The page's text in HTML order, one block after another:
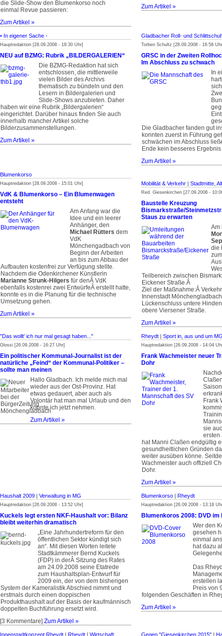
die Slide-Show den Blumenkorso noch
einmal Revue passieren:
Zum Artikel »
Zum Artikel »
• In eigener Sache -
Hauptredaktion [28.09.2008 - 18:30 Uhr]
NEU auf BZMG: Rubrik „BILDERGALERIEN“
Die BZMG-Redaktion hat sich
entschlossen, die mittlerweile
vielen Bilder des Archivs
thematisch zu bündeln und den
Lesern in Bildergalerien und
Slide-Shows anzubieten. Daher
haben wir eine Rubrik „Bildergalerien“
eingerichtet. Darüber hinaus finden Sie auch
innerhalb mancher Artikel solche
Bilderzusammenstellungen.
Zum Artikel »
Gladbacher Roll- und
Torben Schultz [28.09.2008 - 16:58
GRSC in der Zweiten
Im Abschluss zu schwach
In
Die Gladbacher fanden gut
konnten zuerst in Führung
schwächen im Abschluss
Ende kein besseres Ergebnis
Zum Artikel »
Blumenkorso
Hauptredaktion [28.09.2008 - 15:01 Uhr]
VdK & Blumenkorso – Ein Blumenwagen
entsteht
Am Anfang war die
Idee und ein leerer
Anhänger, den
Michael Rütters dem
VdK
Mönchengadbach von
Beginn der Arbeiten
an bis zum Abbau der
Aufbauten kostenfrei zur Verfügung stellte.
Nachdem die Odenkirchener Künstlerin
Marianne Strunk-Hilgers für denÂ VdK
ebenfalls kostenrei zwei EntwürfeÂ erstellt hatte,
konnte es in die Planung für die technische
Umsetzung gehen.
Zum Artikel »
Mobilität & Verkehr | Stadtmitte,
Red. Giesenkirchen [27.09.2008 -
Baustelle Kreuzung
Bismarkstraße/
Staus zu erwarten
Am
die
Teilbereich zwischen
Eickener Straße.Â
Ziel der Maßnahme:Â
Innenstadt
Lückenschluss untere
obere Viersener Straße.
Zum Artikel »
"Das wollt' ich nur mal gesagt haben..."
Glossi [26.09.2008 - 16:27 Uhr]
Ein politischer Kommunal-Journalist ist der
natürliche „Feind“ der Kommunal-Politiker –
sollte man meinen
Hallo Gladbach. Ich melde mich mal
wieder aus der Ost-Provinz. Hat
etwas gedauert, aber auch als
Volontär hat man mal Urlaub und den
konnte ich jetzt nehmen.
Zum Artikel »
Rheydt | Sport in, aus und um
Hauptredaktion [26.09.2008 - 14:04
Frank Wachmeister neuer
Dohr
Frank
sie
ersten
hat Manni Claßen endgültig
gesundheitlichen Gründen
weiter ausüben könne.
Wachmeister auch offiziell
Dohr.
Zum Artikel »
Haushalt 2009 | Verwaltung in MG
Hauptredaktion [26.09.2008 - 13:52 Uhr]
Kuckels legt ersten NKF-Haushalt vor: Bilanz
bleibt weiterhin dramatisch
„Eine Jahrhundertreform für den
öffentlichen Sektor kündigt sich
an“. Mit diesen Worten leitete
Stadtkämmerer Bernd Kuckels
(FDP) in derÂ Sitzung des Rates
am 24.09.2008 seine Etatrede
zum Haushaltsplan-Entwurf für
2009 ein, der von dem bisherigen
System der Kameralistik Abschied nimmt und
erstmals durch einen doppischen
Produkthaushalt auf der Basis der kaufmännisch
doppelten Buchführung ersetzt wird.
[3 Kommentare] Zum Artikel »
Blumenkorso | Rheydt
Hauptredaktion [26.09.2008 - 13:18
Blumenkoros 2008: DVD im
Wer den
gesehen
einmal
hat dazu
Das
erstellen
Preis von
folgenden Geschäften in
Zum Artikel »
Innenstadtkonzept Rheydt | Rheydt | Wirtschaft, Gegen "Giesenkirchen 2015" |